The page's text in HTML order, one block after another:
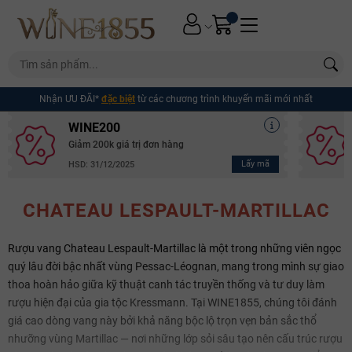
Nhận ƯU ĐÃI* đặc biệt từ các chương trình khuyến mãi mới nhất
WINE200
Giảm 200k giá trị đơn hàng
HSD: 31/12/2025 Lấy mã
CHATEAU LESPAULT-MARTILLAC
Rượu vang Chateau Lespault-Martillac là một trong những viên ngọc
quý lâu đời bậc nhất vùng Pessac-Léognan, mang trong mình sự giao
thoa hoàn hảo giữa kỹ thuật canh tác truyền thống và tư duy làm
rượu hiện đại của gia tộc Kressmann. Tại WINE1855, chúng tôi đánh
giá cao dòng vang này bởi khả năng bộc lộ trọn vẹn bản sắc thổ
nhưỡng vùng Martillac — nơi những lớp sỏi sâu tạo nên cấu trúc rượu